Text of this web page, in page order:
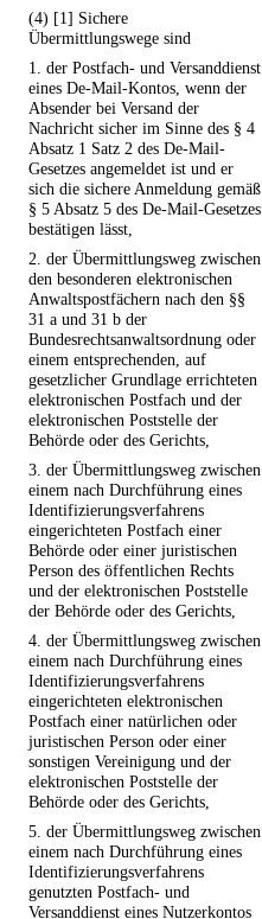
(4) [1] Sichere
Übermittlungswege sind
1. der Postfach- und Versanddienst
eines De-Mail-Kontos, wenn der
Absender bei Versand der
Nachricht sicher im Sinne des § 4
Absatz 1 Satz 2 des De-Mail-
Gesetzes angemeldet ist und er
sich die sichere Anmeldung gemäß
§ 5 Absatz 5 des De-Mail-Gesetzes
bestätigen lässt,
2. der Übermittlungsweg zwischen
den besonderen elektronischen
Anwaltspostfächern nach den §§
31 a und 31 b der
Bundesrechtsanwaltsordnung oder
einem entsprechenden, auf
gesetzlicher Grundlage errichteten
elektronischen Postfach und der
elektronischen Poststelle der
Behörde oder des Gerichts,
3. der Übermittlungsweg zwischen
einem nach Durchführung eines
Identifizierungsverfahrens
eingerichteten Postfach einer
Behörde oder einer juristischen
Person des öffentlichen Rechts
und der elektronischen Poststelle
der Behörde oder des Gerichts,
4. der Übermittlungsweg zwischen
einem nach Durchführung eines
Identifizierungsverfahrens
eingerichteten elektronischen
Postfach einer natürlichen oder
juristischen Person oder einer
sonstigen Vereinigung und der
elektronischen Poststelle der
Behörde oder des Gerichts,
5. der Übermittlungsweg zwischen
einem nach Durchführung eines
Identifizierungsverfahrens
genutzten Postfach- und
Versanddienst eines Nutzerkontos